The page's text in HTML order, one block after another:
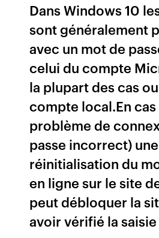
Dans Windows 10
sont généralement
avec un mot de
celui du compte
la plupart des cas
compte local.En cas
problème de
passe incorrect) une
réinitialisation du
en ligne sur le site
peut débloquer la
avoir vérifié la